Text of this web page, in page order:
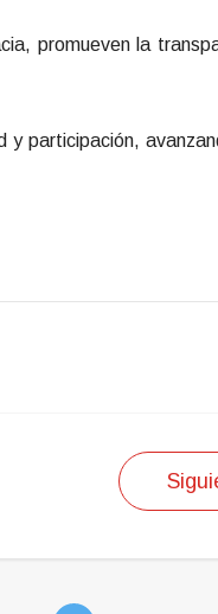
promueven la
y participación,